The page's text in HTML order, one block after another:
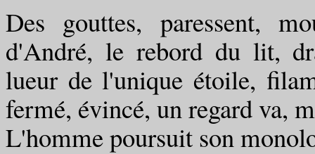
Des gouttes, paressent,
d'André, le rebord du lit,
lueur de l'unique étoile,
fermé, évincé, un regard va,
L'homme poursuit son